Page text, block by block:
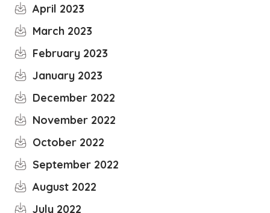
April 2023
March 2023
February 2023
January 2023
December 2022
November 2022
October 2022
September 2022
August 2022
July 2022